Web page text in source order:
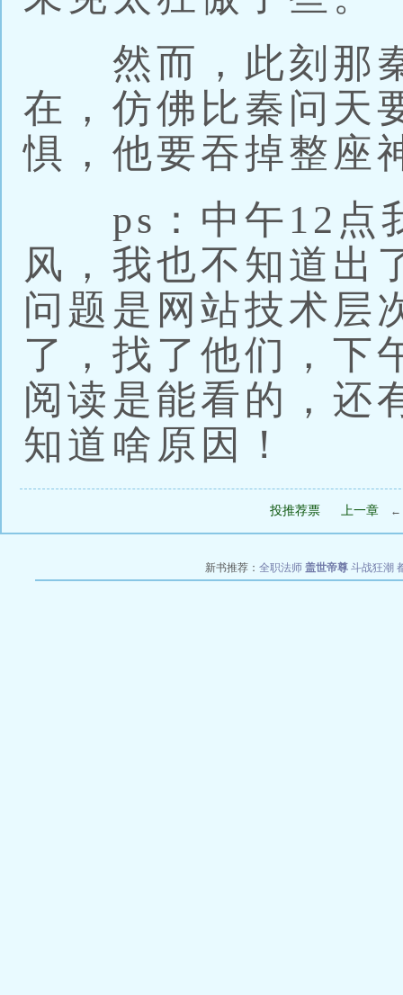
然而，此刻那秦
在，仿佛比秦问天
惧，他要吞掉整座
ps：中午12点
风，我也不知道出
问题是网站技术层
了，找了他们，下
阅读是能看的，还
知道啥原因！
投推荐票 上一章 ←
新书推荐： 全职法师 盖世帝尊 斗战狂潮